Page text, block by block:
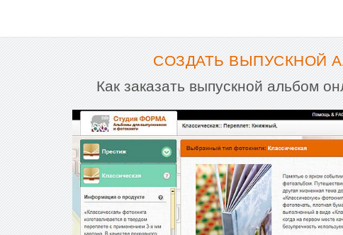
СОЗДАТЬ ВЫПУСКНОЙ
Как заказать выпускной альбом